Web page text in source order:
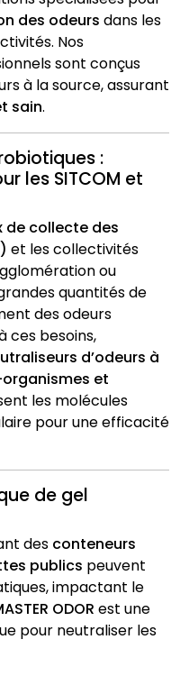
des odeurs dans les
Nos
sont conçus
à la source, assurant
sain.
:
les SITCOM et
de collecte des
et les collectivités
ou
quantités de
des odeurs
ces besoins,
d’odeurs à
et
les molécules
pour une efficacité
de gel
des conteneurs
publics peuvent
impactant le
ODOR est une
pour neutraliser les